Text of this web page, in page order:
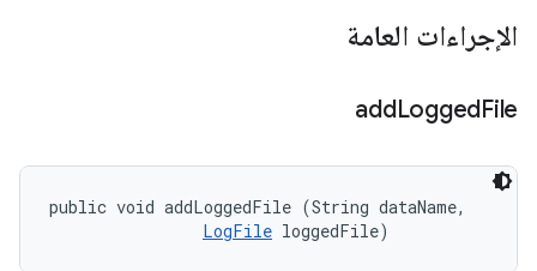
الإجراءات العامة
addLoggedFile
public void addLoggedFile (String dataName,
LogFile loggedFile)